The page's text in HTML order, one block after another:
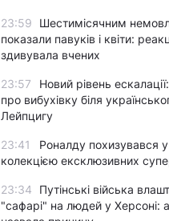
23:59
Шестимісячним
показали павуків і квіти:
здивувала вчених
23:57
Новий рівень
про вибухівку біля
Лейпцигу
23:41
Роналду похизувався
колекцією ексклюзивних
23:34
Путінські війська
"сафарі" на людей у Херсоні: